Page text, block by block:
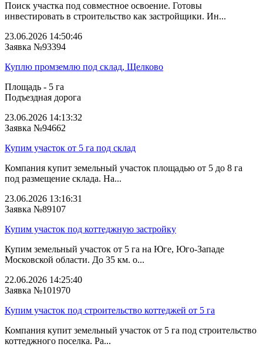
Поиск участка под совместное освоение. Готовы
инвестировать в строительство как застройщики. Ин...
23.06.2026 14:50:46
Заявка №93394
Куплю промземлю под склад, Щелково
Площадь - 5 га
Подъездная дорога
23.06.2026 14:13:32
Заявка №94662
Купим участок от 5 га под склад
Компания купит земельный участок площадью от 5 до 8 га
под размещение склада. На...
23.06.2026 13:16:31
Заявка №89107
Купим участок под коттеджную застройку
Купим земельный участок от 5 га на Юге, Юго-Западе
Московской области. До 35 км. о...
22.06.2026 14:25:40
Заявка №101970
Купим участок под строительство коттеджей от 5 га
Компания купит земельный участок от 5 га под строительство
коттеджного поселка. Ра...